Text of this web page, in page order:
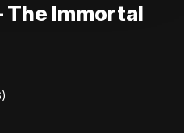
The Immortal